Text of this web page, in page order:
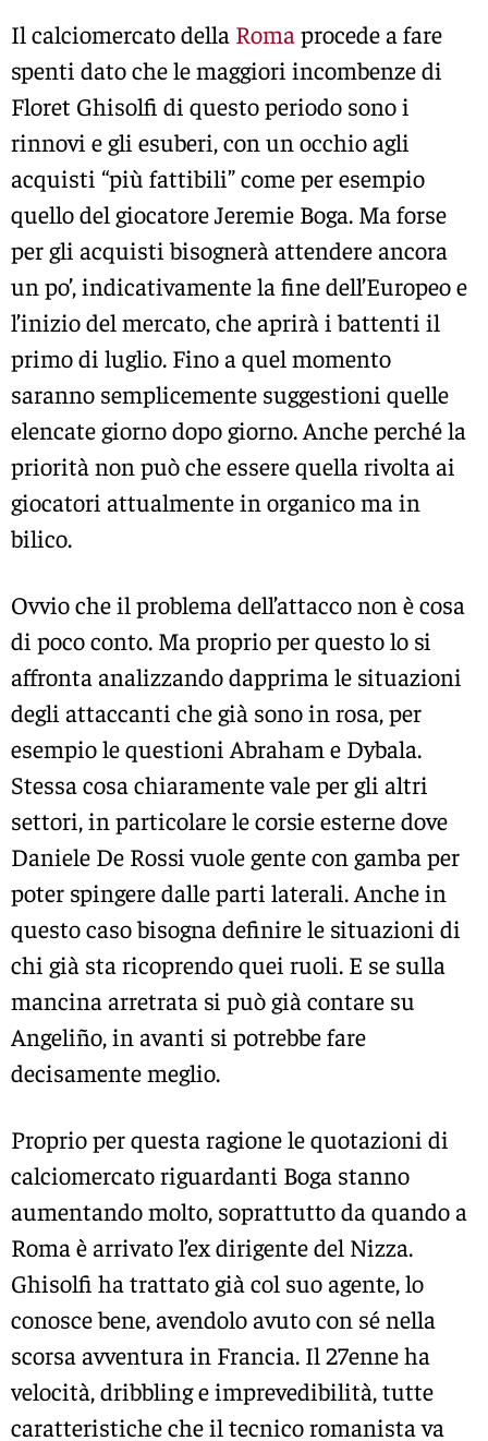
Il calciomercato della Roma procede a fare
spenti dato che le maggiori incombenze di
Floret Ghisolfi di questo periodo sono i
rinnovi e gli esuberi, con un occhio agli
acquisti “più fattibili” come per esempio
quello del giocatore Jeremie Boga. Ma forse
per gli acquisti bisognerà attendere ancora
un po’, indicativamente la fine dell’Europeo e
l’inizio del mercato, che aprirà i battenti il
primo di luglio. Fino a quel momento
saranno semplicemente suggestioni quelle
elencate giorno dopo giorno. Anche perché la
priorità non può che essere quella rivolta ai
giocatori attualmente in organico ma in
bilico.
Ovvio che il problema dell’attacco non è cosa
di poco conto. Ma proprio per questo lo si
affronta analizzando dapprima le situazioni
degli attaccanti che già sono in rosa, per
esempio le questioni Abraham e Dybala.
Stessa cosa chiaramente vale per gli altri
settori, in particolare le corsie esterne dove
Daniele De Rossi vuole gente con gamba per
poter spingere dalle parti laterali. Anche in
questo caso bisogna definire le situazioni di
chi già sta ricoprendo quei ruoli. E se sulla
mancina arretrata si può già contare su
Angeliño, in avanti si potrebbe fare
decisamente meglio.
Proprio per questa ragione le quotazioni di
calciomercato riguardanti Boga stanno
aumentando molto, soprattutto da quando a
Roma è arrivato l’ex dirigente del Nizza.
Ghisolfi ha trattato già col suo agente, lo
conosce bene, avendolo avuto con sé nella
scorsa avventura in Francia. Il 27enne ha
velocità, dribbling e imprevedibilità, tutte
caratteristiche che il tecnico romanista va